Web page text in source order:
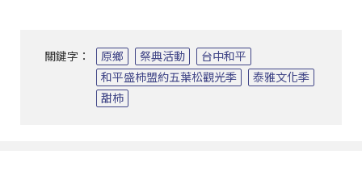
關鍵字： 原鄉 祭典活動
台中和平
和平盛柿盟約五葉松觀光季
泰雅文化季
甜柿